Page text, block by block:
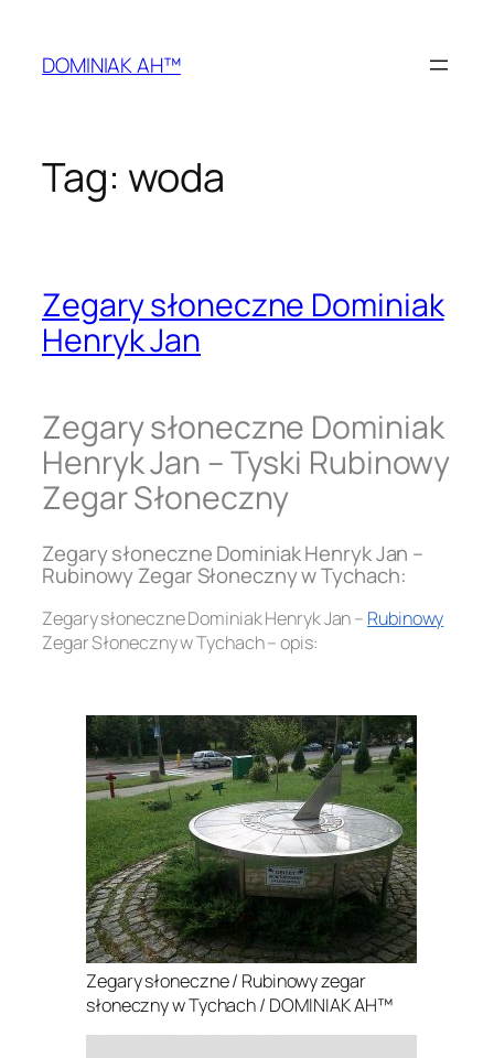
treściDOMINIAK AH™
Tag: woda
Zegary słoneczne Dominiak
Henryk Jan
Zegary słoneczne Dominiak
Henryk Jan – Tyski Rubinowy
Zegar Słoneczny
Zegary słoneczne Dominiak Henryk Jan –
Rubinowy Zegar Słoneczny w Tychach:
Zegary słoneczne Dominiak Henryk Jan – Rubinowy
Zegar Słoneczny w Tychach – opis:
Zegary słoneczne / Rubinowy zegar
słoneczny w Tychach / DOMINIAK AH™